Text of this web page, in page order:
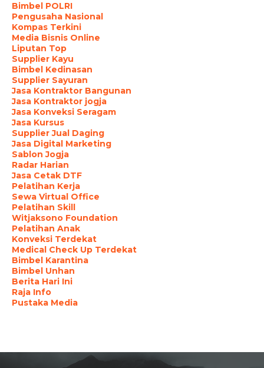
Bimbel POLRI
Pengusaha Nasional
Kompas Terkini
Media Bisnis Online
Liputan Top
Supplier Kayu
Bimbel Kedinasan
Supplier Sayuran
Jasa Kontraktor Bangunan
Jasa Kontraktor jogja
Jasa Konveksi Seragam
Jasa Kursus
Supplier Jual Daging
Jasa Digital Marketing
Sablon Jogja
Radar Harian
Jasa Cetak DTF
Pelatihan Kerja
Sewa Virtual Office
Pelatihan Skill
Witjaksono Foundation
Pelatihan Anak
Konveksi Terdekat
Medical Check Up Terdekat
Bimbel Karantina
Bimbel Unhan
Berita Hari Ini
Raja Info
Pustaka Media